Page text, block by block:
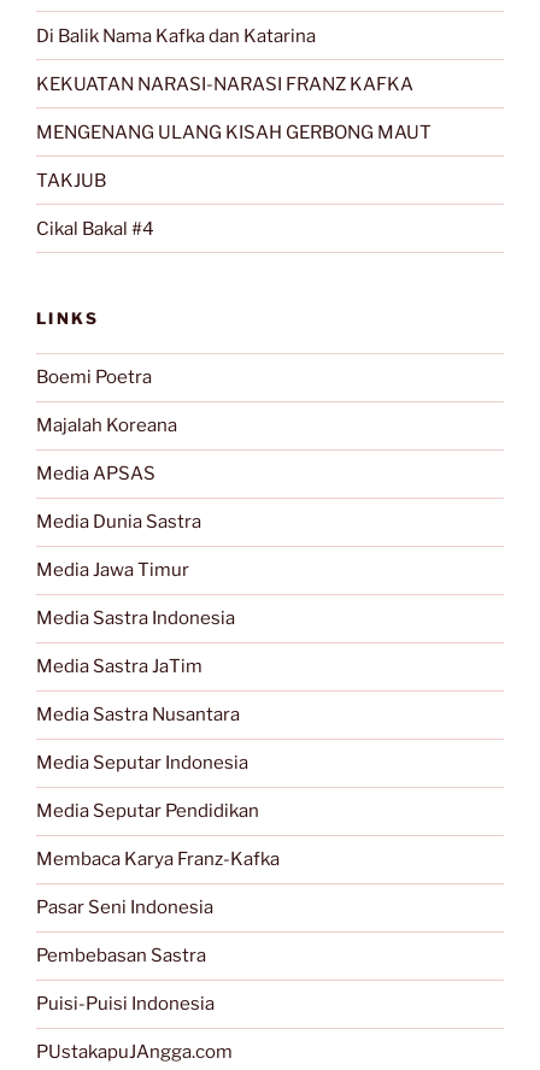
Di Balik Nama Kafka dan Katarina
KEKUATAN NARASI-NARASI FRANZ KAFKA
MENGENANG ULANG KISAH GERBONG MAUT
TAKJUB
Cikal Bakal #4
LINKS
Boemi Poetra
Majalah Koreana
Media APSAS
Media Dunia Sastra
Media Jawa Timur
Media Sastra Indonesia
Media Sastra JaTim
Media Sastra Nusantara
Media Seputar Indonesia
Media Seputar Pendidikan
Membaca Karya Franz-Kafka
Pasar Seni Indonesia
Pembebasan Sastra
Puisi-Puisi Indonesia
PUstakapuJAngga.com